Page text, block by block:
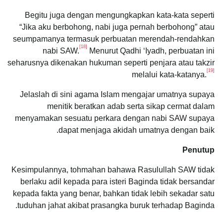
Begitu juga dengan mengungkapkan kata-kata seperti
“Jika aku berbohong, nabi juga pernah berbohong” atau
seumpamanya termasuk perbuatan merendah-rendahkan
nabi SAW. [18]
Menurut Qadhi ‘Iyadh, perbuatan ini
seharusnya dikenakan hukuman seperti penjara atau takzir
melalui kata-katanya. [19]
Jelaslah di sini agama Islam mengajar umatnya supaya
menitik beratkan adab serta sikap cermat dalam
menyamakan sesuatu perkara dengan nabi SAW supaya
dapat menjaga akidah umatnya dengan baik.
Penutup
Kesimpulannya, tohmahan bahawa Rasulullah SAW tidak
berlaku adil kepada para isteri Baginda tidak bersandar
kepada fakta yang benar, bahkan tidak lebih sekadar satu
tuduhan jahat akibat prasangka buruk terhadap Baginda.